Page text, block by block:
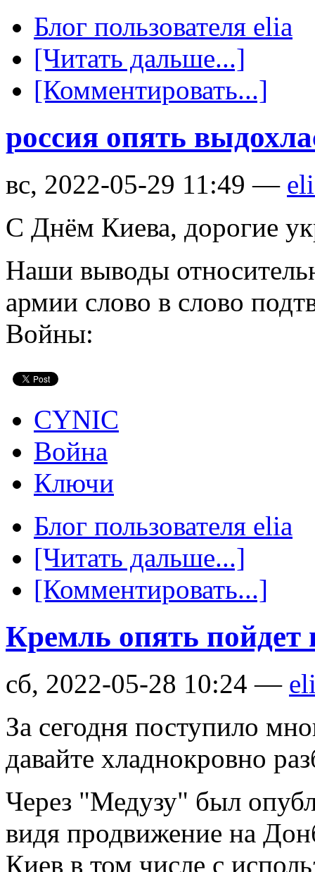
Блог пользователя elia
[Читать дальше...]
[Комментировать...]
россия опять
вс, 2022-05-29 11:49 —
С Днём Киева, дорогие
Наши выводы
армии слово в слово
Войны:
CYNIC
Война
Ключи
Блог пользователя elia
[Читать дальше...]
[Комментировать...]
Кремль опять пойдет
сб, 2022-05-28 10:24 —
За сегодня поступило
давайте хладнокровно
Через "Медузу" был
видя продвижение на
Киев в том числе с